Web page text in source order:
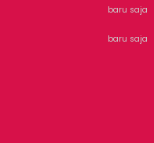
baru saja
baru saja